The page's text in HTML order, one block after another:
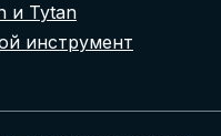
и Tytan
инструмент